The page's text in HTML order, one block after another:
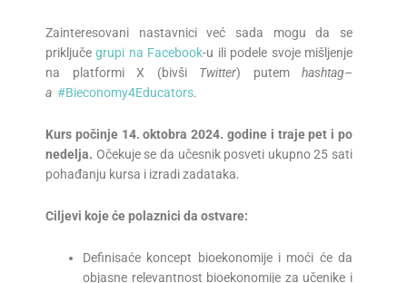
Zainteresovani nastavnici već sada mogu da se
priključegrupi na Facebook-u ili podele svoje mišljenje
na platformi X (bivši Twitter) putem hashtag–
a #Bieconomy4Educators.
Kurs počinje 14. oktobra 2024. godine i traje pet i po
nedelja. Očekuje se da učesnik posveti ukupno 25 sati
pohađanju kursa i izradi zadataka.
Ciljevi koje će polaznici da ostvare:
Definisaće koncept bioekonomije i moći će da
objasne relevantnost bioekonomije za učenike i